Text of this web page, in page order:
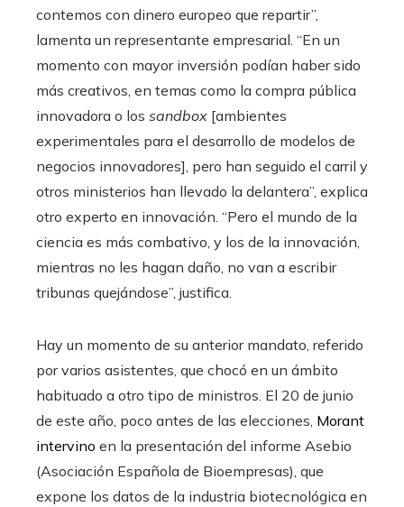
contemos con dinero europeo que repartir”,
lamenta un representante empresarial. “En un
momento con mayor inversión podían haber sido
más creativos, en temas como la compra pública
innovadora o los sandbox [ambientes
experimentales para el desarrollo de modelos de
negocios innovadores], pero han seguido el carril y
otros ministerios han llevado la delantera”, explica
otro experto en innovación. “Pero el mundo de la
ciencia es más combativo, y los de la innovación,
mientras no les hagan daño, no van a escribir
tribunas quejándose”, justifica.
Hay un momento de su anterior mandato, referido
por varios asistentes, que chocó en un ámbito
habituado a otro tipo de ministros. El 20 de junio
de este año, poco antes de las elecciones, Morant
intervino en la presentación del informe Asebio
(Asociación Española de Bioempresas), que
expone los datos de la industria biotecnológica en